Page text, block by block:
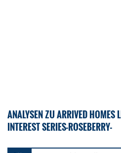
ANALYSEN ZU ARRIVED HOMES
INTEREST SERIES-ROSEBERRY-